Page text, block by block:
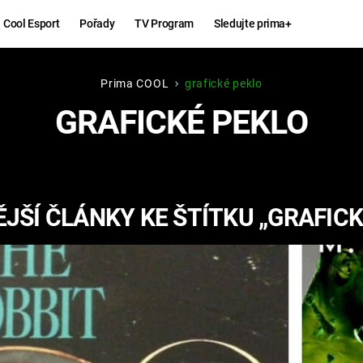
Cool Esport Pořady TV Program Sledujte prima+
Hry
KINGDOM
COME:
DELIVERANCE
ESPORT
Zábava
CHUCK
NORRIS
Prima COOL grafické peklo
GRAFICKÉ PEKLO
ČLÁNKY KE ŠTÍTKU